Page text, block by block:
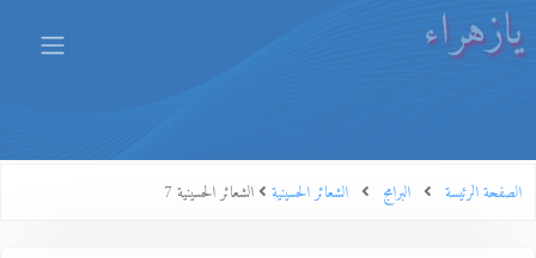
يازهراء
الصفحة الرئيسة البرامج الشعائر الحسينية الشعائر الحسينية 7